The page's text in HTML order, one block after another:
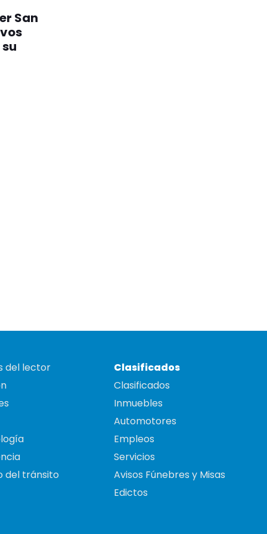
San
del lector
del tránsito
Clasificados
Clasificados
Inmuebles
Automotores
Empleos
Servicios
Avisos Fúnebres y Misas
Edictos